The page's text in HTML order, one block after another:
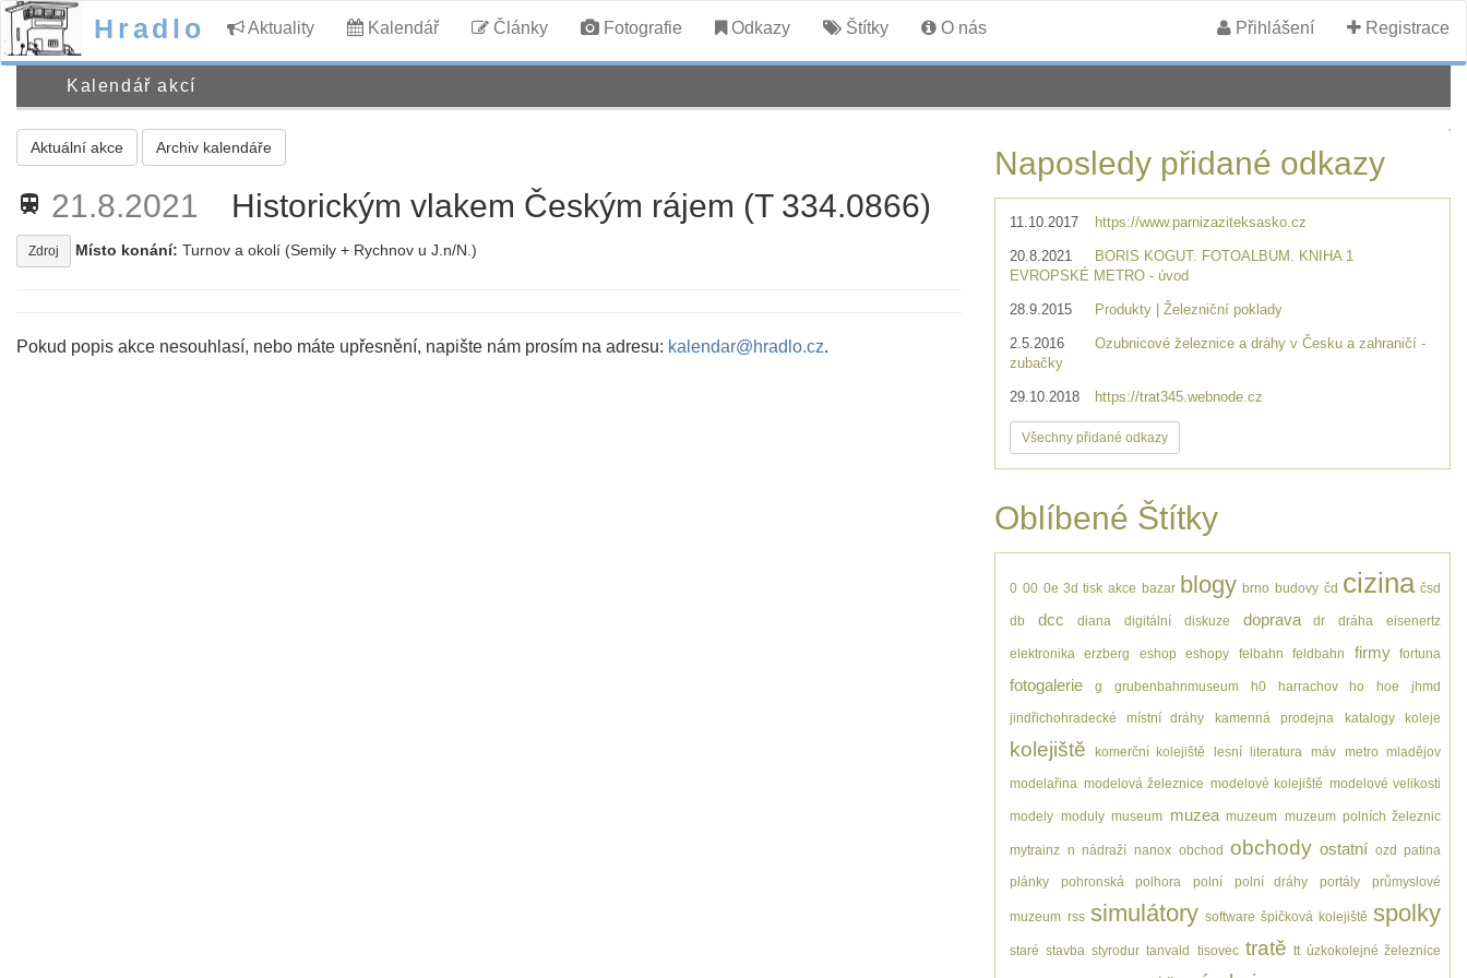
Hradlo Aktuality Kalendář Články Fotografie Odkazy Štítky O nás Přihlášení Registrace
Kalendář akcí
Aktuální akce Archiv kalendáře
train 21.8.2021 Historickým vlakem Českým rájem (T 334.0866)
Zdroj Místo konání: Turnov a okolí (Semily + Rychnov u J.n/N.)
Pokud popis akce nesouhlasí, nebo máte upřesnění, napište nám prosím na adresu: kalendar@hradlo.cz.
Naposledy přidané odkazy
11.10.2017 https://www.parnizaziteksasko.cz
20.8.2021
BORIS KOGUT. FOTOALBUM. KNIHA 1
EVROPSKÉ METRO - úvod
28.9.2015 Produkty | Železniční poklady
2.5.2016
Ozubnicové železnice a dráhy v Česku a zahraničí -
zubačky
29.10.2018 https://trat345.webnode.cz
Všechny přidané odkazy
Oblíbené Štítky
0 00 0e 3d tisk akce bazar blogy brno budovy čd cizina čsd
db dcc diana digitální diskuze doprava dr dráha eisenertz
elektronika erzberg eshop eshopy felbahn feldbahn firmy fortuna
fotogalerie g grubenbahnmuseum h0 harrachov ho hoe jhmd
jindřichohradecké místní dráhy kamenná prodejna katalogy koleje
kolejiště komerční kolejiště lesní literatura máv metro mladějov
modelařina modelová železnice modelové kolejiště modelové velikosti
modely moduly museum muzea muzeum muzeum polních železnic
mytrainz n nádraží nanox obchod obchody ostatní ozd patina
plánky pohronská polhora polní polní dráhy portály průmyslové
muzeum rss simulátory software špičková kolejiště spolky
staré stavba styrodur tanvald tisovec tratě tt úzkokolejné železnice